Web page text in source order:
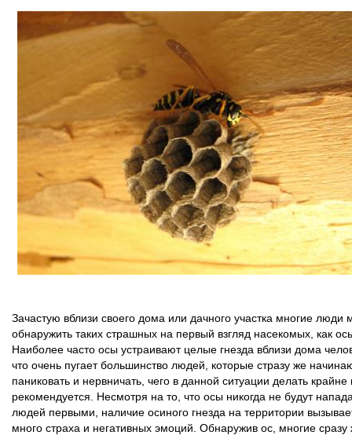
Зачастую вблизи своего дома или дачного участка многие люди
обнаружить таких страшных на первый взгляд насекомых, как
Наиболее часто осы устраивают целые гнезда вблизи дома
что очень пугает большинство людей, которые стразу же
паниковать и нервничать, чего в данной ситуации делать крайне
рекомендуется. Несмотря на то, что осы никогда не будут
людей первыми, наличие осиного гнезда на территории
много страха и негативных эмоций. Обнаружив ос, многие сразу